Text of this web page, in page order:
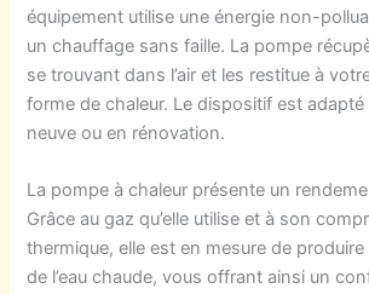
équipement utilise une énergie non-
un chauffage sans faille. La pompe
se trouvant dans l’air et les restitue à
forme de chaleur. Le dispositif est
neuve ou en rénovation.
La pompe à chaleur présente un
Grâce au gaz qu’elle utilise et à son
thermique, elle est en mesure de
de l’eau chaude, vous offrant ainsi un